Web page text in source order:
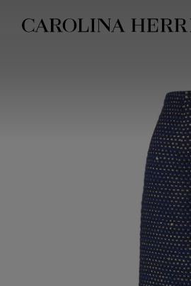
Erklärung zur Barrierefreiheit (Link)